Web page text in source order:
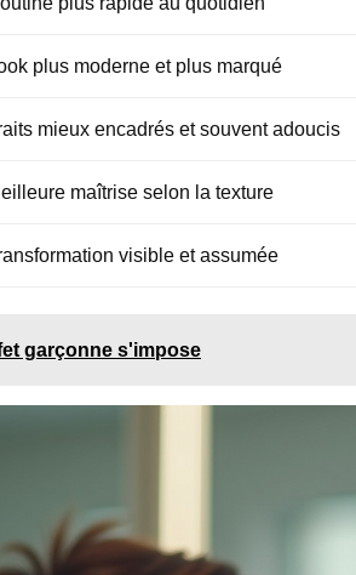
plus moderne et plus marqué
mieux encadrés et souvent adoucis
maîtrise selon la texture
visible et assumée
garçonne s'impose